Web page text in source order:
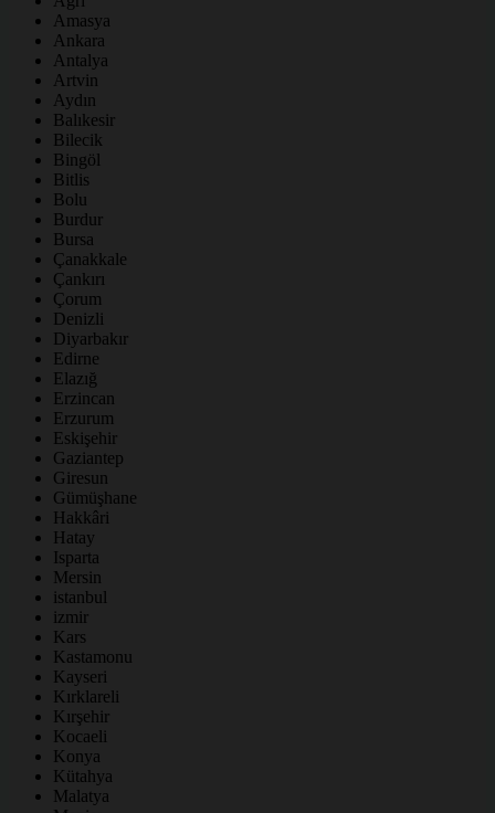
Amasya
Ankara
Antalya
Artvin
Aydın
Balıkesir
Bilecik
Bingöl
Bitlis
Bolu
Burdur
Bursa
Çanakkale
Çankırı
Çorum
Denizli
Diyarbakır
Edirne
Elazığ
Erzincan
Erzurum
Eskişehir
Gaziantep
Giresun
Gümüşhane
Hakkâri
Hatay
Isparta
Mersin
istanbul
izmir
Kars
Kastamonu
Kayseri
Kırklareli
Kırşehir
Kocaeli
Konya
Kütahya
Malatya